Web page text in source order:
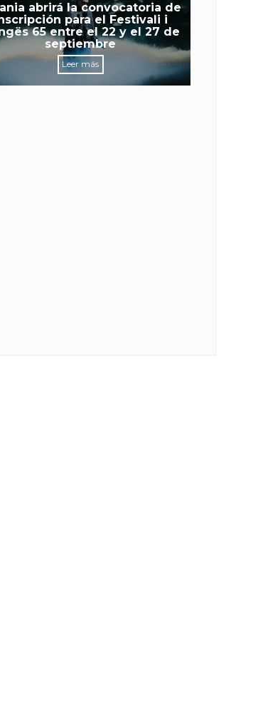
abrirá la convocatoria de
para el Festivali i
65 entre el 22 y el 27 de
septiembre
Leer más